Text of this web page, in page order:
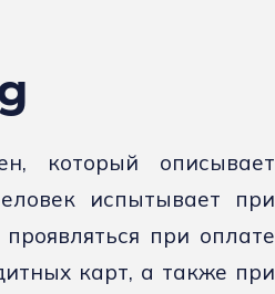
который описывает
испытывает при
при оплате
карт, а также при